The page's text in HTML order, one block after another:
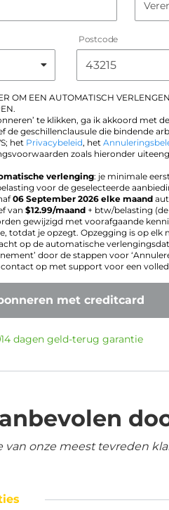
Postcode
OM EEN AUTOMATISCH
te klikken, ga ik akkoord met de
de geschillenclausule die bindende
het Privacybeleid, het
zoals hieronder
verlenging: je minimale
voor de geselecteerde
06 September 2026 elke maand
van $12.99/maand + btw/belasting (de
gewijzigd met voorafgaande
totdat je opzegt. Opzegging is op elk
op de automatische
door de stappen voor
contact op met support voor een
met creditcard
14 dagen geld-terug garantie
van onze meest tevreden